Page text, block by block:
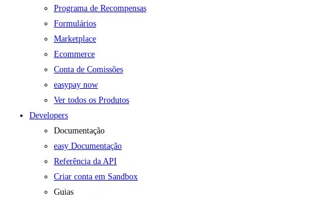
Programa de Recompensas
Formulários
Marketplace
Ecommerce
Conta de Comissões
easypay now
Ver todos os Produtos
Developers
Documentação
easy Documentação
Referência da API
Criar conta em Sandbox
Guias